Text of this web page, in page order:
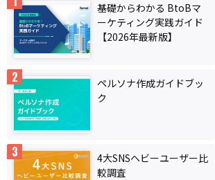
基礎からわかる BtoBマ
ーケティング実践ガイド
【2026年最新版】
ペルソナ作成ガイドブッ
ク
4大SNSヘビーユーザー比
較調査